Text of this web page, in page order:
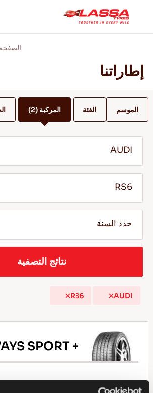
المدونات ومقاطع الفيديو
الخدمة والمساعدة
نصائح للقيادة في الثلج
اقرأ المزيد
إطاراتنا
الموسم الفئة المركبة (2)
AUDI
RS6
حدد السنة
نتائج التصفية
AUDI
RS6
SPORT +